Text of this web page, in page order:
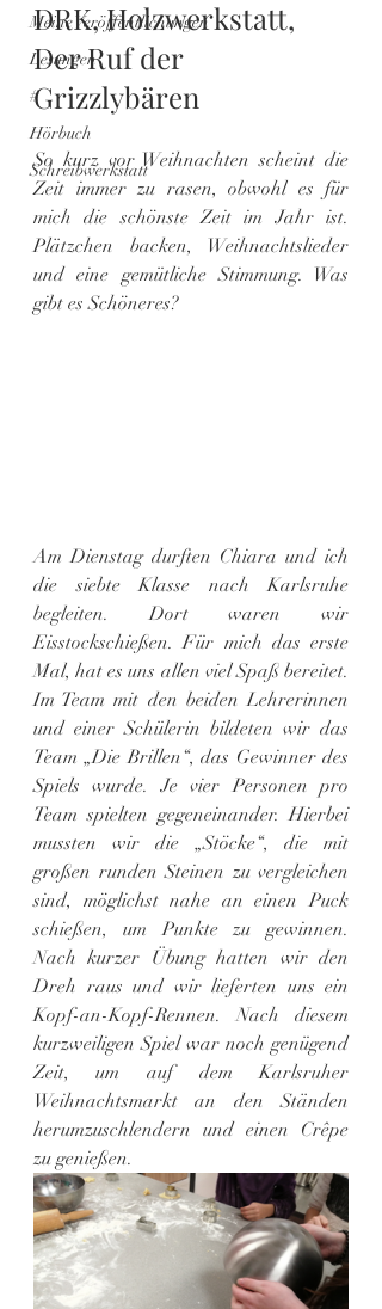
Meine Veröffentlichungen
Lesungen
#
Hörbuch
Schreibwerkstatt
DRK, Holzwerkstatt,
Der Ruf der
Grizzlybären
So kurz vor Weihnachten scheint die
Zeit immer zu rasen, obwohl es für
mich die schönste Zeit im Jahr ist.
Plätzchen backen, Weihnachtslieder
und eine gemütliche Stimmung. Was
gibt es Schöneres?
Am Dienstag durften Chiara und ich
die siebte Klasse nach Karlsruhe
begleiten. Dort waren wir
Eisstockschießen. Für mich das erste
Mal, hat es uns allen viel Spaß bereitet.
Im Team mit den beiden Lehrerinnen
und einer Schülerin bildeten wir das
Team „Die Brillen“, das Gewinner des
Spiels wurde. Je vier Personen pro
Team spielten gegeneinander. Hierbei
mussten wir die „Stöcke“, die mit
großen runden Steinen zu vergleichen
sind, möglichst nahe an einen Puck
schießen, um Punkte zu gewinnen.
Nach kurzer Übung hatten wir den
Dreh raus und wir lieferten uns ein
Kopf-an-Kopf-Rennen. Nach diesem
kurzweiligen Spiel war noch genügend
Zeit, um auf dem Karlsruher
Weihnachtsmarkt an den Ständen
herumzuschlendern und einen Crêpe
zu genießen.